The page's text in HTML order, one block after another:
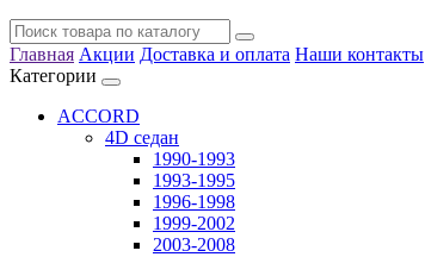
Главная Акции Доставка и оплата Наши контакты
Категории
ACCORD
4D седан
1990-1993
1993-1995
1996-1998
1999-2002
2003-2008